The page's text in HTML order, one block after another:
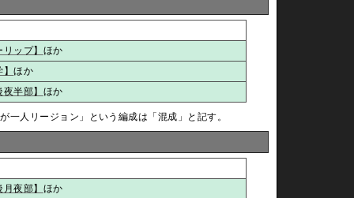
リップ】 ほか
】ほか
夜半部】 ほか
一人リージョン」という編成は「混成」と記す。
月夜部】 ほか